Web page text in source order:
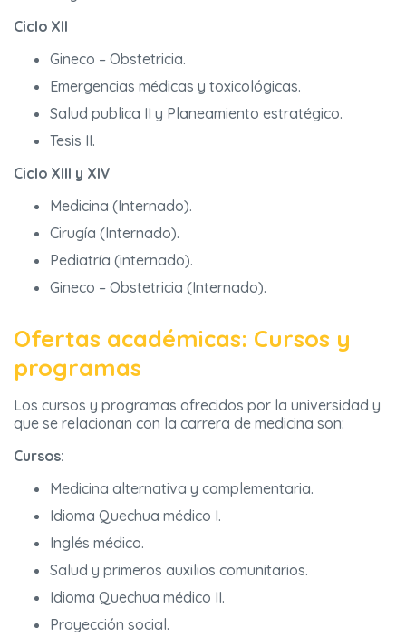
Ciclo XII
Gineco – Obstetricia.
Emergencias médicas y toxicológicas.
Salud publica II y Planeamiento estratégico.
Tesis II.
Ciclo XIII y XIV
Medicina (Internado).
Cirugía (Internado).
Pediatría (internado).
Gineco – Obstetricia (Internado).
Ofertas académicas: Cursos y
programas
Los cursos y programas ofrecidos por la universidad y
que se relacionan con la carrera de medicina son:
Cursos:
Medicina alternativa y complementaria.
Idioma Quechua médico I.
Inglés médico.
Salud y primeros auxilios comunitarios.
Idioma Quechua médico II.
Proyección social.